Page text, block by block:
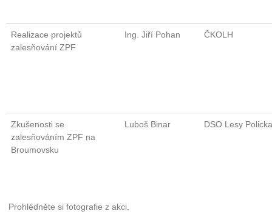
Realizace projektů
zalesňování ZPF
Ing. Jiří Pohan ČKOLH
Zkušenosti se
zalesňováním ZPF na
Broumovsku
Luboš Binar DSO Lesy Policka
Prohlédněte si fotografie z akci.